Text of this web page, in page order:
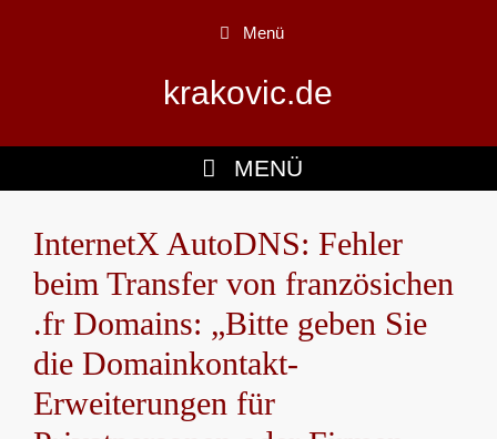
Menü
krakovic.de
MENÜ
InternetX AutoDNS: Fehler
beim Transfer von französichen
.fr Domains: „Bitte geben Sie
die Domainkontakt-
Erweiterungen für